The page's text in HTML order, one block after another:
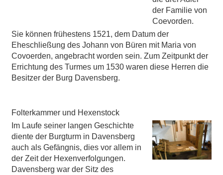
der Familie von
Coevorden.
Sie können frühestens 1521, dem Datum der
Eheschließung des Johann von Büren mit Maria von
Covoerden, angebracht worden sein. Zum Zeitpunkt der
Errichtung des Turmes um 1530 waren diese Herren die
Besitzer der Burg Davensberg.
Folterkammer und Hexenstock
Im Laufe seiner langen Geschichte
diente der Burgturm in Davensberg
auch als Gefängnis, dies vor allem in
der Zeit der Hexenverfolgungen.
Davensberg war der Sitz des